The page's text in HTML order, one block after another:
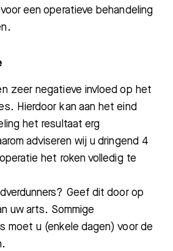
een operatieve behandeling
zeer negatieve invloed op het
Hierdoor kan aan het eind
het resultaat erg
adviseren wij u dringend 4
het roken volledig te
Geef dit door op
uw arts. Sommige
moet u (enkele dagen) voor de